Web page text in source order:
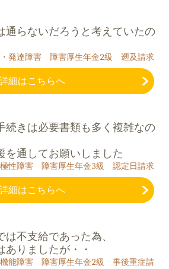
通らないだろうと考えていたの
発達障害 障害厚生年金2級 遡及請求
細はこちらへ
続きは必要書類も多く複雑なの
を通してお願いしました
性障害 障害厚生年金3級 認定日請求
細はこちらへ
不支給であった為、
ありましたが・・
能障害 障害厚生年金2級 事後重症請